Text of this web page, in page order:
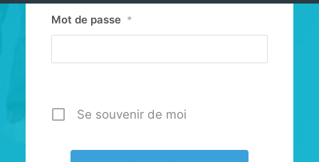
Mot de passe *
Se souvenir de moi